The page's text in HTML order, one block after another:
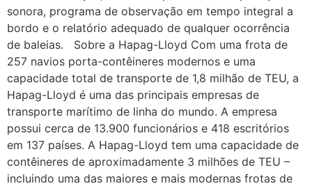
sonora, programa de observação em tempo integral a
bordo e o relatório adequado de qualquer ocorrência
de baleias. Sobre a Hapag-Lloyd Com uma frota de
257 navios porta-contêineres modernos e uma
capacidade total de transporte de 1,8 milhão de TEU, a
Hapag-Lloyd é uma das principais empresas de
transporte marítimo de linha do mundo. A empresa
possui cerca de 13.900 funcionários e 418 escritórios
em 137 países. A Hapag-Lloyd tem uma capacidade de
contêineres de aproximadamente 3 milhões de TEU –
incluindo uma das maiores e mais modernas frotas de